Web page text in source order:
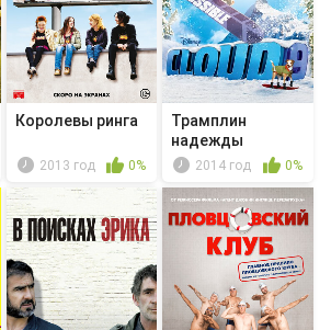
Королевы ринга
2013 год 0%
Трамплин
надежды
2014 год 0%